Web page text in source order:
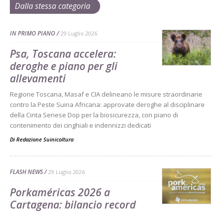
Dalla stessa categoria
IN PRIMO PIANO 29 Luglio 2026
Psa, Toscana accelera:
deroghe e piano per gli
allevamenti
Regione Toscana, Masaf e CIA delineano le misure straordinarie
contro la Peste Suina Africana: approvate deroghe al disciplinare
della Cinta Senese Dop per la biosicurezza, con piano di
contenimento dei cinghiali e indennizzi dedicati
Di Redazione Suinicoltura -
FLASH NEWS 29 Luglio 2026
Porkaméricas 2026 a
Cartagena: bilancio record